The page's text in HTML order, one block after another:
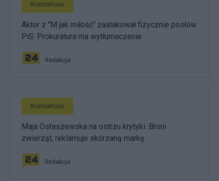
Rozmaitości
Aktor z "M jak miłość" zaatakował fizycznie posłów
PiS. Prokuratura ma wytłumaczenie
Redakcja
Rozmaitości
Maja Ostaszewska na ostrzu krytyki. Broni
zwierząt, reklamuje skórzaną markę
Redakcja